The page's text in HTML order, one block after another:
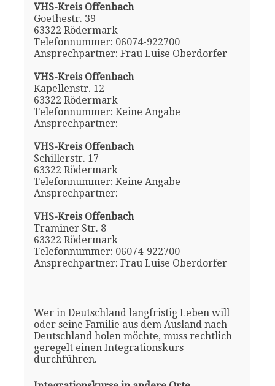
VHS-Kreis Offenbach
Goethestr. 39
63322 Rödermark
Telefonnummer: 06074-922700
Ansprechpartner: Frau Luise Oberdorfer
VHS-Kreis Offenbach
Kapellenstr. 12
63322 Rödermark
Telefonnummer: Keine Angabe
Ansprechpartner:
VHS-Kreis Offenbach
Schillerstr. 17
63322 Rödermark
Telefonnummer: Keine Angabe
Ansprechpartner:
VHS-Kreis Offenbach
Traminer Str. 8
63322 Rödermark
Telefonnummer: 06074-922700
Ansprechpartner: Frau Luise Oberdorfer
Wer in Deutschland langfristig Leben will
oder seine Familie aus dem Ausland nach
Deutschland holen möchte, muss rechtlich
geregelt einen Integrationskurs
durchführen.